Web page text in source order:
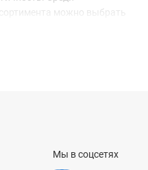
можно выбрать
характеристиками
использования, с
справиться даже новичок.
ресурсом.
Мы в соцсетях